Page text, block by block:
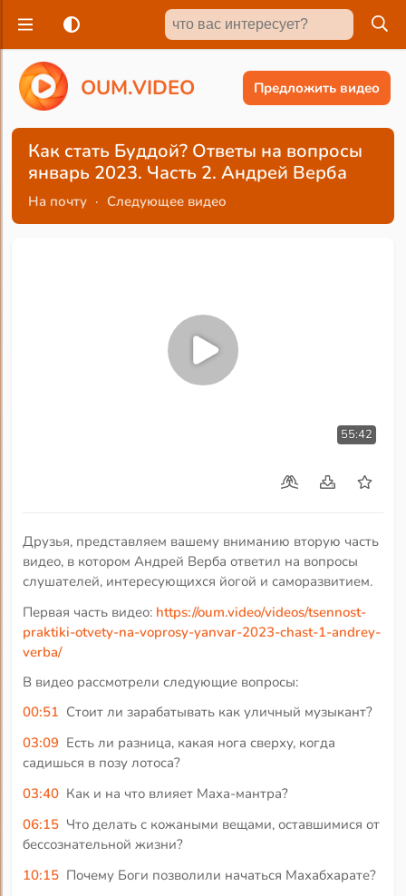
OUM.VIDEO Предложить видео
Как стать Буддой? Ответы на вопросы
январь 2023. Часть 2. Андрей Верба
На почту · Следующее видео
55:42
Друзья, представляем вашему вниманию вторую часть
видео, в котором Андрей Верба ответил на вопросы
слушателей, интересующихся йогой и саморазвитием.
Первая часть видео: https://oum.video/videos/tsennost-
praktiki-otvety-na-voprosy-yanvar-2023-chast-1-andrey-
verba/
В видео рассмотрели следующие вопросы:
00:51 Стоит ли зарабатывать как уличный музыкант?
03:09 Есть ли разница, какая нога сверху, когда
садишься в позу лотоса?
03:40 Как и на что влияет Маха-мантра?
06:15 Что делать с кожаными вещами, оставшимися от
бессознательной жизни?
10:15 Почему Боги позволили начаться Махабхарате?